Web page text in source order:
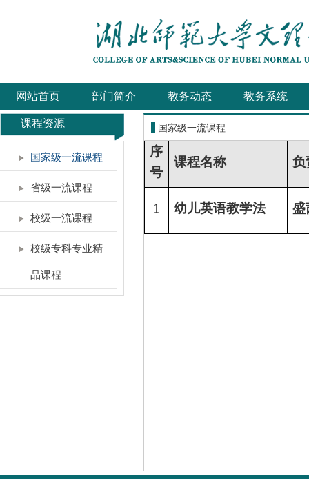
网站首页 部门简介 教务动态 教务系统
课程资源
国家级一流课程
省级一流课程
校级一流课程
校级专科专业精
品课程
国家级一流课程
序
号
课程名称 负
1 幼儿英语教学法 盛